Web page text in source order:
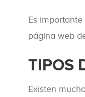
Es
página web
TIPOS
Existen